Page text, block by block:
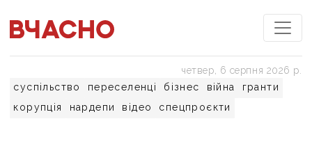
суспільство переселенці бізнес війна
гранти
корупція
нардепи відео спецпроєкти
четвер, 6 серпня 2026 р.